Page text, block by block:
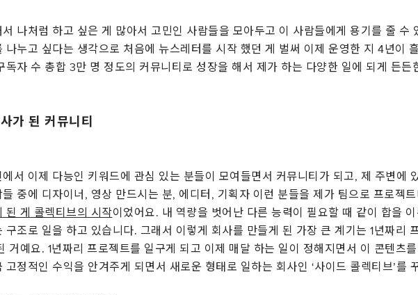
서 나처럼 하고 싶은 게 많아서 고민인 사람들을 모아두고 이 사람들에게 용기를 줄 수
나누고 싶다는 생각으로 처음에 뉴스레터를 시작 했던 게 벌써 이제 운영한 지 4년이
독자 수 총합 3만 명 정도의 커뮤니티로 성장을 해서 제가 하는 다양한 일에 되게 든든
가 된 커뮤니티
에서 이제 다능인 키워드에 관심 있는 분들이 모여들면서 커뮤니티가 되고, 제 주변에
들 중에 디자이너, 영상 만드시는 분, 에디터, 기획자 이런 분들을 제가 팀으로 프로젝
된 게 콜렉티브의 시작이었어요. 내 역량을 벗어난 다른 능력이 필요할 때 같이 합을
구조로 일을 하고 있습니다. 그래서 이렇게 회사를 만들게 된 가장 큰 계기는 1년짜리
거예요. 1년짜리 프로젝트를 일구게 되고 이제 매달 하는 일이 정해지면서 이 콘텐츠
고정적인 수익을 안겨주게 되면서 새로운 형태로 일하는 회사인 ‘사이드 콜렉티브’를